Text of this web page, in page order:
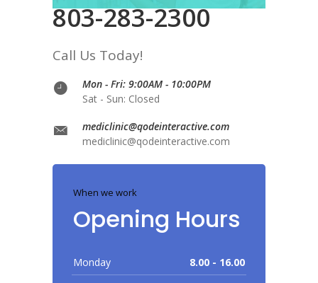
803-283-2300
Call Us Today!
Mon - Fri: 9:00AM - 10:00PM
Sat - Sun: Closed
mediclinic@qodeinteractive.com
mediclinic@qodeinteractive.com
When we work
Opening Hours
Monday 8.00 - 16.00